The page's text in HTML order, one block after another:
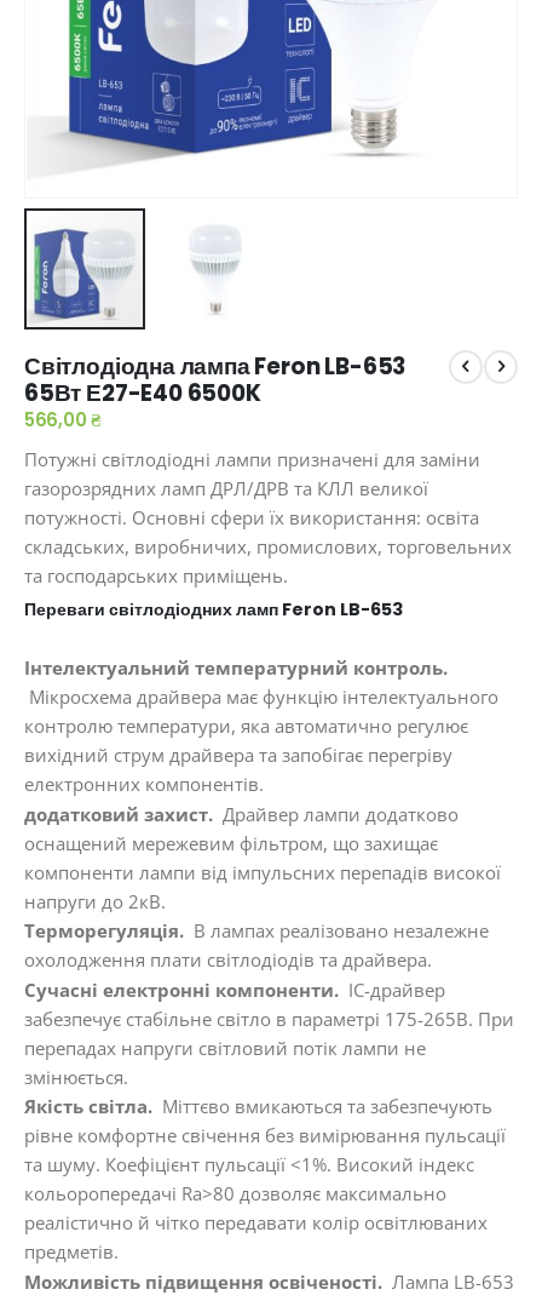
до
початку
галереї
Світлодіодна лампа Feron LB-653
65Вт Е27-E40 6500K
566,00 ₴
Потужні світлодіодні лампи призначені для заміни
газорозрядних ламп ДРЛ/ДРВ та КЛЛ великої
потужності. Основні сфери їх використання: освіта
складських, виробничих, промислових, торговельних
та господарських приміщень.
Переваги світлодіодних ламп Feron LB-653
Інтелектуальний температурний контроль.
Мікросхема драйвера має функцію інтелектуального
контролю температури, яка автоматично регулює
вихідний струм драйвера та запобігає перегріву
електронних компонентів.
додатковий захист. Драйвер лампи додатково
оснащений мережевим фільтром, що захищає
компоненти лампи від імпульсних перепадів високої
напруги до 2кВ.
Терморегуляція. В лампах реалізовано незалежне
охолодження плати світлодіодів та драйвера.
Сучасні електронні компоненти. IC-драйвер
забезпечує стабільне світло в параметрі 175-265В. При
перепадах напруги світловий потік лампи не
змінюється.
Якість світла. Міттєво вмикаються та забезпечують
рівне комфортне свічення без вимірювання пульсації
та шуму. Коефіцієнт пульсації <1%. Високий індекс
кольоропередачі Ra>80 дозволяє максимально
реалістично й чітко передавати колір освітлюваних
предметів.
Можливість підвищення освіченості. Лампа LB-653